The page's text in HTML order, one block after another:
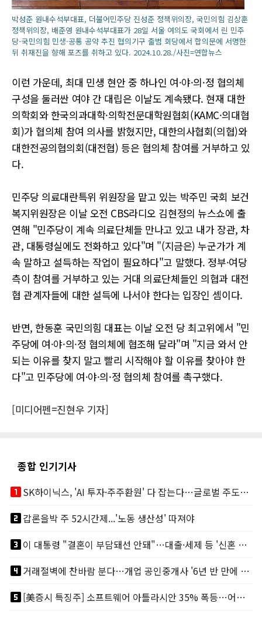
박성준 원내수석부대표, 더불어민주당 진성준 정책위의장, 국민의힘 김상훈
정책위의장, 배준영 원내수석부대표가 28일 서울 여의도 국회에서 린 민주
당-국민의힘 민생·공통 공약 추진 협의기구 출범 회당에서 합의문에 서명한
뒤 취재진을 향해 포즈를 취하고 있다. 2024.10.28./사진=연합뉴스
이런 가운데, 최대 민생 현안 중 하나인 여·야·의·정 협의체
구성을 둘러싼 여야 간 대립은 이날도 계속됐다. 현재 대한
의학회와 한국의과대학·의학전문대학원협회(KAMC·의대협
회)가 협의체 참여 의사를 밝혔지만, 대한의사협회(의협)와
대한전공의협의회(대전협) 등은 협의체 참여를 거부하고 있
다.
민주당 의료대란특위 위원장을 맡고 있는 박주민 국회 보건
복지위원장은 이날 오전 CBS라디오 김현정의 뉴스쇼에 출
연해 "민주당이 계속 의료단체들 만나고 있고 내가 장관, 차
관, 대통령실에도 전화하고 있다"며 "(지금은) 누군가가 계
속 말하고 설득하는 작업이 필요하다"고 말했다. 정부·여당
측이 참여를 거부하고 있는 거대 의료단체들인 의협과 대전
협 관계자들에 대한 설득에 나서야 한다는 입장인 셈이다.
반면, 한동훈 국민의힘 대표는 이날 오전 당 최고위에서 "민
주당에 여·야·의·정 협의체에 협조해 달라"며 "지금 와서 안
되는 이유를 찾지 말고 빨리 시작해야 할 이유를 찾아야 한
다"고 민주당에 여·야·의·정 협의체 참여를 촉구했다.
[미디어펜=진현우 기자]
종합 인기기사
looks_one
SK하이닉스, 'AI 투자·주주환원' 다 잡는다…글로벌 주도권 굳히기
looks_two갑론을박 주 52시간제...'노동 생산성' 따져야
looks_3
이 대통령 "결혼이 부담돼선 안돼"…대출·세제 등 '신혼 걸림돌' 제거
looks_4
거래절벽에 찬바람 분다…개업 공인중개사 '6년 반 만에 최저'
looks_5
[美증시 특징주] 소프트웨어 아틀라시안 35% 폭등…어닝서프, 투자의견 줄줄이 상향